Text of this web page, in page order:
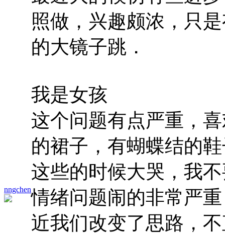
nngchen
照做，兴趣颇浓，只
的大镜子跳．
我是女孩
这个问题有点严重，
的裙子，有蝴蝶结的
这些的时候大哭，我
情绪问题闹的非常严
近我们改变了思路，